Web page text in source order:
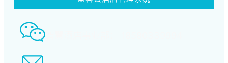
智慧酒店事业部： 18580339994